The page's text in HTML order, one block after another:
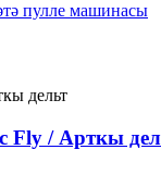
пулле машинасы
Fly / Арткы